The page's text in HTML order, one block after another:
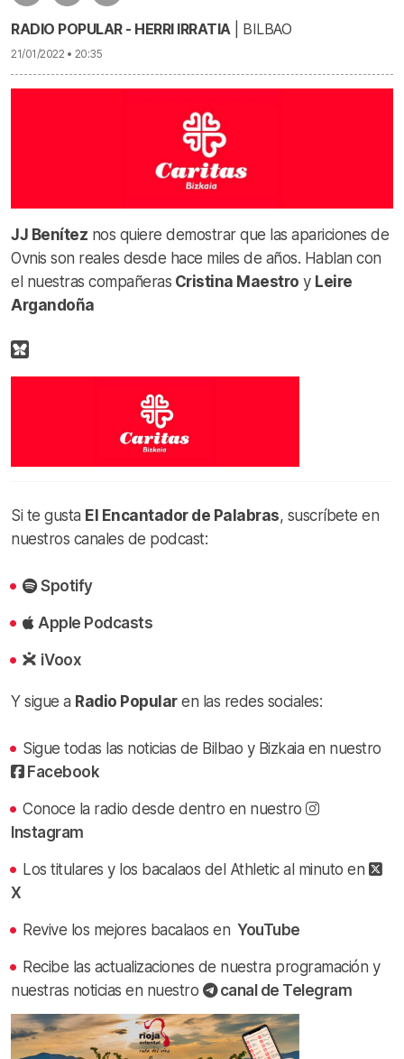
RADIO POPULAR - HERRI IRRATIA| BILBAO
21/01/2022 • 20:35
JJ Benítez nos quiere demostrar que las apariciones de
Ovnis son reales desde hace miles de años. Hablan con
el nuestras compañeras Cristina Maestro y Leire
Argandoña
Si te gusta El Encantador de Palabras, suscríbete en
nuestros canales de podcast:
Spotify
Apple Podcasts
iVoox
Y sigue a Radio Popularen las redes sociales:
Sigue todas las noticias de Bilbao y Bizkaia en nuestro
Facebook
Conoce la radio desde dentro en nuestro
Instagram
Los titulares y los bacalaos del Athletic al minuto en
X
Revive los mejores bacalaos en YouTube
Recibe las actualizaciones de nuestra programación y
nuestras noticias en nuestro
canal de Telegram